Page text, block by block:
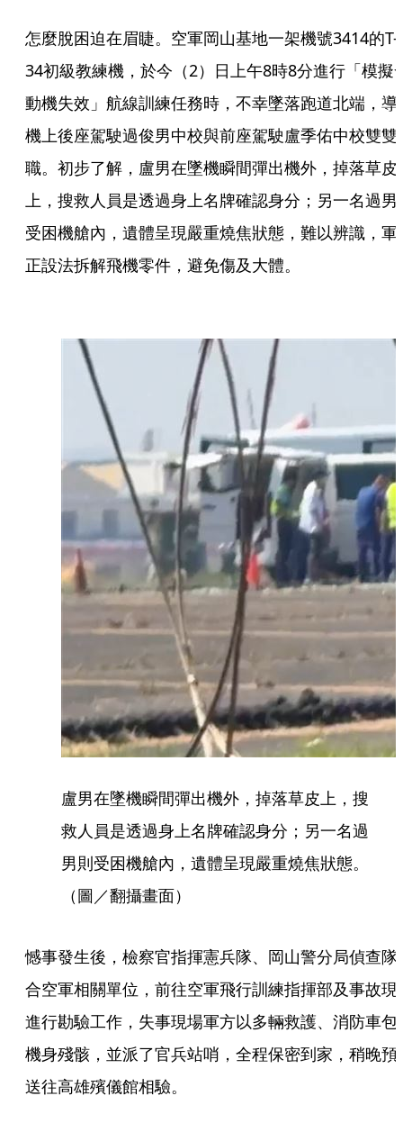
怎麼脫困迫在眉睫。空軍岡山基地一架機號3414的T-
34初級教練機，於今（2）日上午8時8分進行「模擬
動機失效」航線訓練任務時，不幸墜落跑道北端，導
機上後座駕駛過俊男中校與前座駕駛盧季佑中校雙雙
職。初步了解，盧男在墜機瞬間彈出機外，掉落草皮
上，搜救人員是透過身上名牌確認身分；另一名過男
受困機艙內，遺體呈現嚴重燒焦狀態，難以辨識，軍
正設法拆解飛機零件，避免傷及大體。
盧男在墜機瞬間彈出機外，掉落草皮上，搜
救人員是透過身上名牌確認身分；另一名過
男則受困機艙內，遺體呈現嚴重燒焦狀態。
（圖／翻攝畫面）
憾事發生後，檢察官指揮憲兵隊、岡山警分局偵查隊
合空軍相關單位，前往空軍飛行訓練指揮部及事故現
進行勘驗工作，失事現場軍方以多輛救護、消防車包
機身殘骸，並派了官兵站哨，全程保密到家，稍晚預
送往高雄殯儀館相驗。